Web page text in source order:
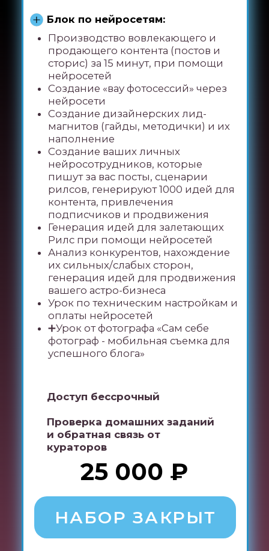
Блок по нейросетям:
Чек-лист успешного рилс
Гайд “Как монетизировать
аудитория с рилс”
Гайд “воронка Reels, приносящая
подписчиков и клиентов”
Гайд «Особенности продвижения
в VK клипах»
Гайд “продающие фразы в блоге,
Анализ целевой аудитории
Гайд по созданию изображений в
Гайд “Перечень нейросетей для
ваших запросов”
Гайд “Как правильно писать
запросы нейросетям”
Гайд по оплате через
подрядчиков
автоматических сообщений через
smmbot
Материалы:
альтернативы.»
Урок от директора по маркетингу
“продвижение и продажи”
для привлечения аудитории
Как запустить пассивную воронку
продаж с вашими продуктами
(настройка автоматических
сообщений и предложений)
Как автоматизировать
производство контента при
помощи нейросетей
Дополнительный урок по чат-
ботам на платформе smmbot
Эфир с психологом
Производство вовлекающего и
сторис) за 15 минут, при помощи
нейросетей
Создание «вау фотосессий» через
Создание дизайнерских лид-
магнитов (гайды, методички) и их
наполнение